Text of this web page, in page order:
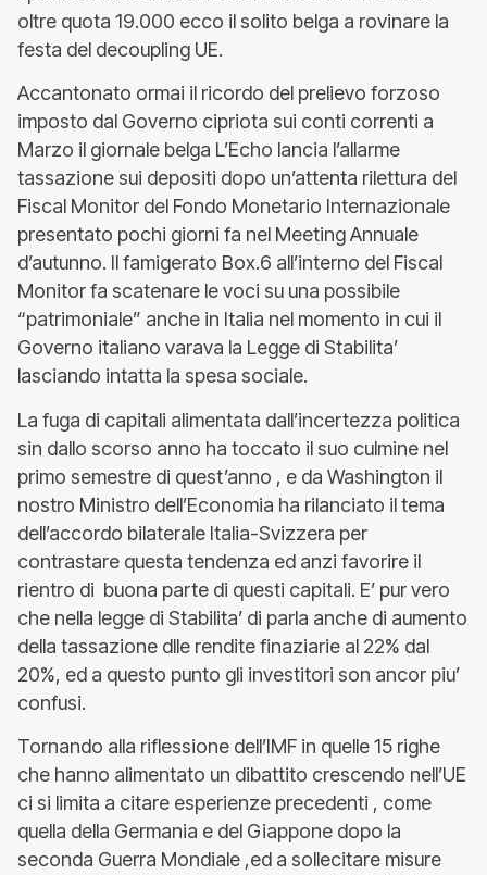
oltre quota 19.000 ecco il solito belga a rovinare la
festa del decoupling UE.
Accantonato ormai il ricordo del prelievo forzoso
imposto dal Governo cipriota sui conti correnti a
Marzo il giornale belga L’Echo lancia l’allarme
tassazione sui depositi dopo un’attenta rilettura del
Fiscal Monitor del Fondo Monetario Internazionale
presentato pochi giorni fa nel Meeting Annuale
d’autunno. Il famigerato Box.6 all’interno del Fiscal
Monitor fa scatenare le voci su una possibile
“patrimoniale” anche in Italia nel momento in cui il
Governo italiano varava la Legge di Stabilita’
lasciando intatta la spesa sociale.
La fuga di capitali alimentata dall’incertezza politica
sin dallo scorso anno ha toccato il suo culmine nel
primo semestre di quest’anno , e da Washington il
nostro Ministro dell’Economia ha rilanciato il tema
dell’accordo bilaterale Italia-Svizzera per
contrastare questa tendenza ed anzi favorire il
rientro di buona parte di questi capitali. E’ pur vero
che nella legge di Stabilita’ di parla anche di aumento
della tassazione dlle rendite finaziarie al 22% dal
20%, ed a questo punto gli investitori son ancor piu’
confusi.
Tornando alla riflessione dell’IMF in quelle 15 righe
che hanno alimentato un dibattito crescendo nell’UE
ci si limita a citare esperienze precedenti , come
quella della Germania e del Giappone dopo la
seconda Guerra Mondiale ,ed a sollecitare misure